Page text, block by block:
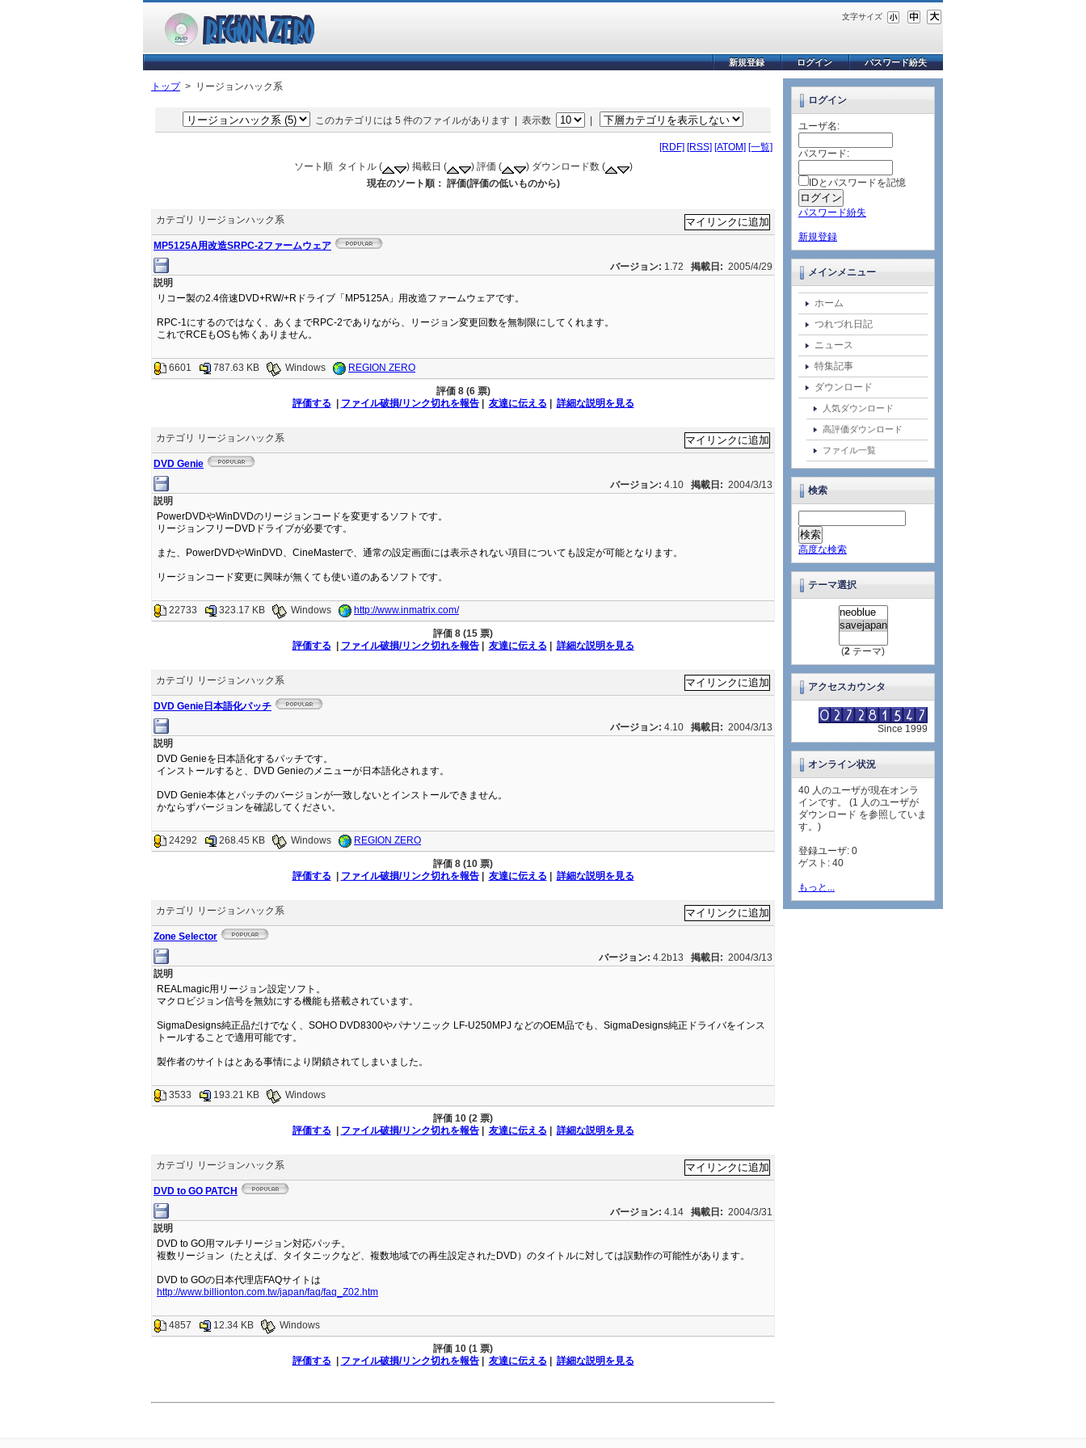
文字サイズ
パスワード紛失
ログイン
新規登録
トップ> リージョンハック系
このカテゴリには 5 件のファイルがあります | 表示数
[RDF] [RSS] [ATOM] [一覧]
ソート順 タイトル (
) 掲載日 ( ) 評価 ( ) ダウンロード数 (
)
現在のソート順： 評価(評価の低いものから)
カテゴリ リージョンハック系
MP5125A用改造SRPC-2ファームウェア
バージョン: 1.72 掲載日: 2005/4/29
説明
リコー製の2.4倍速DVD+RW/+Rドライブ「MP5125A」用改造ファームウェアです。
RPC-1にするのではなく、あくまでRPC-2でありながら、リージョン変更回数を無制限にしてくれます。
これでRCEもOSも怖くありません。
6601 787.63 KB Windows REGION ZERO
評価8 (6 票)
評価する
ファイル破損/リンク切れを報告| 友達に伝える 詳細な説明を見る
カテゴリ リージョンハック系
DVD Genie
バージョン: 4.10 掲載日: 2004/3/13
説明
PowerDVDやWinDVDのリージョンコードを変更するソフトです。
リージョンフリーDVDドライブが必要です。
また、PowerDVDやWinDVD、CineMasterで、通常の設定画面には表示されない項目についても設定が可能となります。
リージョンコード変更に興味が無くても使い道のあるソフトです。
22733 323.17 KB Windows http://www.inmatrix.com/
評価 8 (15 票)
評価する
ファイル破損/リンク切れを報告| 友達に伝える 詳細な説明を見る
カテゴリ リージョンハック系
DVD Genie日本語化パッチ
バージョン: 4.10 掲載日: 2004/3/13
説明
DVD Genieを日本語化するパッチです。
インストールすると、DVD Genieのメニューが日本語化されます。
DVD Genie本体とパッチのバージョンが一致しないとインストールできません。
かならずバージョンを確認してください。
24292 268.45 KB Windows REGION ZERO
評価 8 (10 票)
評価する
ファイル破損/リンク切れを報告| 友達に伝える 詳細な説明を見る
カテゴリ リージョンハック系
Zone Selector
バージョン: 4.2b13 掲載日: 2004/3/13
説明
REALmagic用リージョン設定ソフト。
マクロビジョン信号を無効にする機能も搭載されています。
SigmaDesigns純正品だけでなく、SOHO DVD8300やパナソニック LF-U250MPJ などのOEM品でも、SigmaDesigns純正ドライバをインス
トールすることで適用可能です。
製作者のサイトはとある事情により閉鎖されてしまいました。
3533 193.21 KB Windows
評価 10 (2 票)
評価する
ファイル破損/リンク切れを報告| 友達に伝える 詳細な説明を見る
カテゴリ リージョンハック系
DVD to GO PATCH
バージョン: 4.14 掲載日: 2004/3/31
説明
DVD to GO用マルチリージョン対応パッチ。
複数リージョン（たとえば、タイタニックなど、複数地域での再生設定されたDVD）のタイトルに対しては誤動作の可能性があります。
DVD to GOの日本代理店FAQサイトは
http://www.billionton.com.tw/japan/faq/faq_Z02.htm
4857 12.34 KB Windows
評価 10 (1 票)
評価する
ファイル破損/リンク切れを報告| 友達に伝える 詳細な説明を見る
ログイン
ユーザ名:
パスワード:
IDとパスワードを記憶
パスワード紛失
新規登録
メインメニュー
ホーム
つれづれ日記
ニュース
特集記事
ダウンロード
人気ダウンロード
高評価ダウンロード
ファイル一覧
検索
高度な検索
テーマ選択
(2 テーマ)
アクセスカウンタ
Since 1999
オンライン状況
40 人のユーザが現在オンラ
インです。 (1 人のユーザが
ダウンロード を参照していま
す。)
登録ユーザ: 0
ゲスト: 40
もっと...